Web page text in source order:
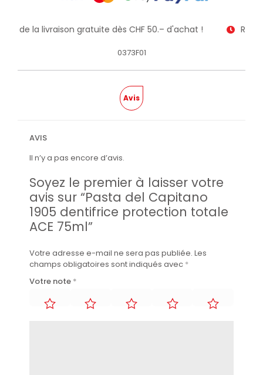
de la livraison gratuite dès CHF 50.– d'achat !
0373F01
Avis
AVIS
Il n’y a pas encore d’avis.
Soyez le premier à laisser votre
avis sur “Pasta del Capitano
1905 dentifrice protection totale
ACE 75ml”
Votre adresse e-mail ne sera pas publiée. Les
champs obligatoires sont indiqués avec *
Votre note *